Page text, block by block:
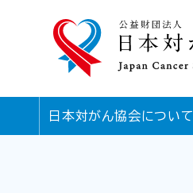
日本対がん協会について